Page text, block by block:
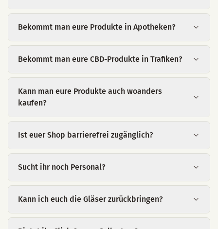
Bekommt man eure Produkte in Apotheken?
Bekommt man eure CBD-Produkte in Trafiken?
Kann man eure Produkte auch woanders
kaufen?
Ist euer Shop barrierefrei zugänglich?
Sucht ihr noch Personal?
Kann ich euch die Gläser zurückbringen?